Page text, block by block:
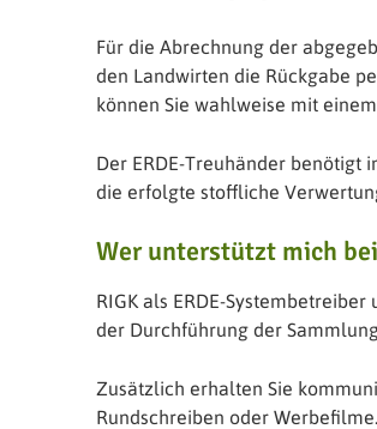
Für die Abrechnung der
den Landwirten die Rückgabe
können Sie wahlweise mit
Der ERDE-Treuhänder benötigt
die erfolgte stoffliche
Wer unterstützt mich
RIGK als ERDE-
der Durchführung der
Zusätzlich erhalten Sie
Rundschreiben oder Werbefilme.